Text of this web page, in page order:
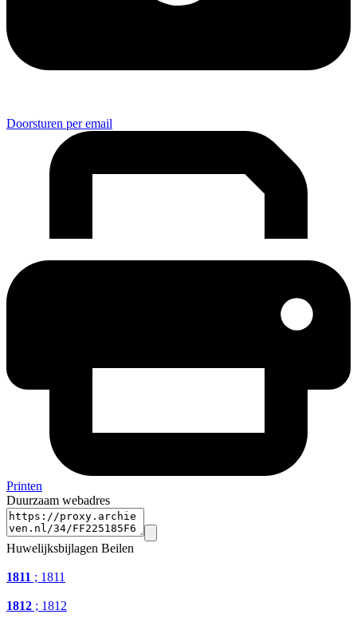
Doorsturen per email
Printen
Duurzaam webadres
Huwelijksbijlagen Beilen
1811 ; 1811
1812 ; 1812